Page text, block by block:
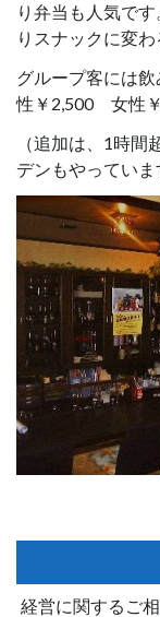
り弁当も人気で
りスナックに変わ
グループ客には
性￥2,500 女性￥
（追加は、1時
デンもやってい
経営に関するご